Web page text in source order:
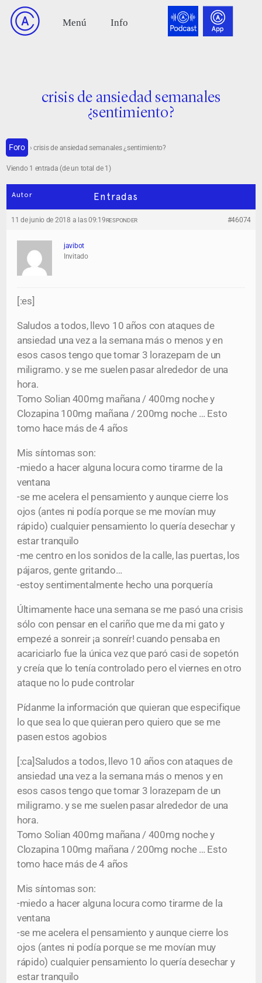
crisis de ansiedad semanales
¿sentimiento?
Foro › crisis de ansiedad semanales ¿sentimiento?
Viendo 1 entrada (de un total de 1)
Autor Entradas
11 de junio de 2018 a las 09:19 #46074
RESPONDER
javibot
Invitado
[:es]
Saludos a todos, llevo 10 años con ataques de
ansiedad una vez a la semana más o menos y en
esos casos tengo que tomar 3 lorazepam de un
miligramo. y se me suelen pasar alrededor de una
hora.
Tomo Solian 400mg mañana / 400mg noche y
Clozapina 100mg mañana / 200mg noche … Esto
tomo hace más de 4 años
Mis síntomas son:
-miedo a hacer alguna locura como tirarme de la
ventana
-se me acelera el pensamiento y aunque cierre los
ojos (antes ni podía porque se me movían muy
rápido) cualquier pensamiento lo quería desechar y
estar tranquilo
-me centro en los sonidos de la calle, las puertas, los
pájaros, gente gritando…
-estoy sentimentalmente hecho una porquería
Últimamente hace una semana se me pasó una crisis
sólo con pensar en el cariño que me da mi gato y
empezé a sonreir ¡a sonreír! cuando pensaba en
acariciarlo fue la única vez que paró casi de sopetón
y creía que lo tenía controlado pero el viernes en otro
ataque no lo pude controlar
Pídanme la información que quieran que especifique
lo que sea lo que quieran pero quiero que se me
pasen estos agobios
[:ca]Saludos a todos, llevo 10 años con ataques de
ansiedad una vez a la semana más o menos y en
esos casos tengo que tomar 3 lorazepam de un
miligramo. y se me suelen pasar alrededor de una
hora.
Tomo Solian 400mg mañana / 400mg noche y
Clozapina 100mg mañana / 200mg noche … Esto
tomo hace más de 4 años
Mis síntomas son:
-miedo a hacer alguna locura como tirarme de la
ventana
-se me acelera el pensamiento y aunque cierre los
ojos (antes ni podía porque se me movían muy
rápido) cualquier pensamiento lo quería desechar y
estar tranquilo